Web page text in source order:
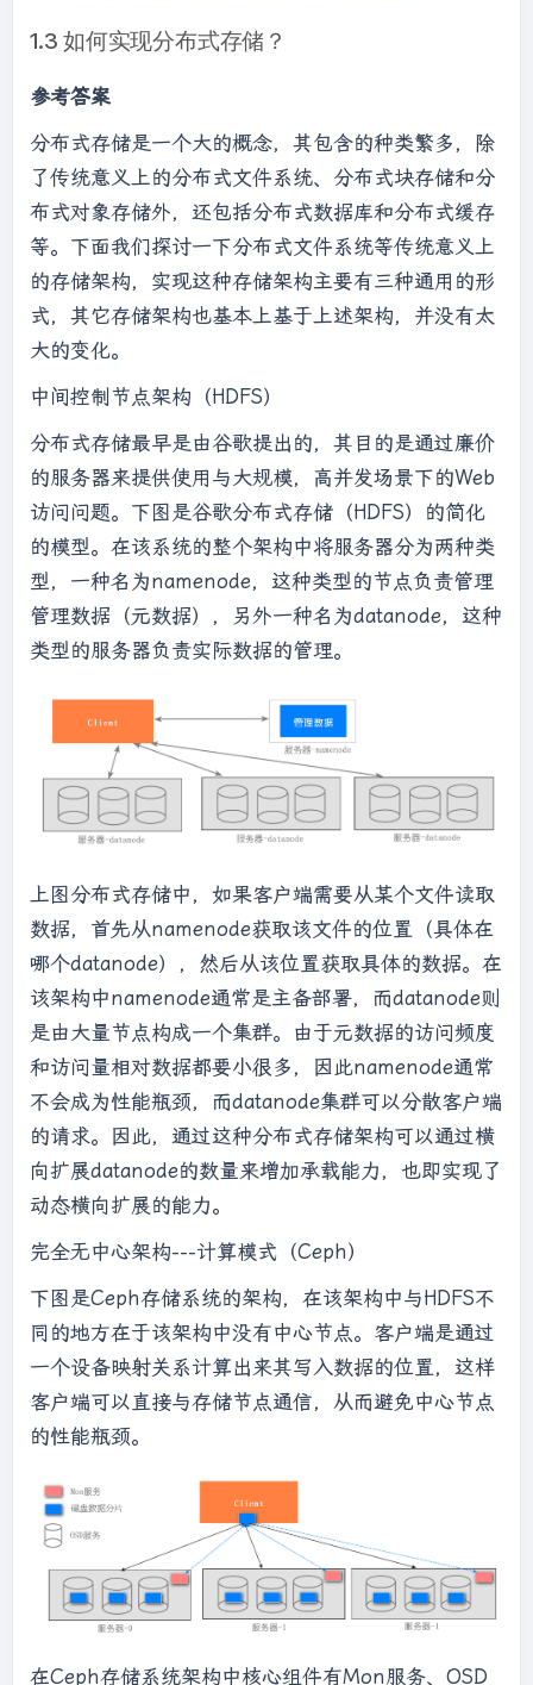
1.3 如何实现分布式存储？
参考答案
分布式存储是一个大的概念，其包含的种类繁多，除
了传统意义上的分布式文件系统、分布式块存储和分
布式对象存储外，还包括分布式数据库和分布式缓存
等。下面我们探讨一下分布式文件系统等传统意义上
的存储架构，实现这种存储架构主要有三种通用的形
式，其它存储架构也基本上基于上述架构，并没有太
大的变化。
中间控制节点架构（HDFS）
分布式存储最早是由谷歌提出的，其目的是通过廉价
的服务器来提供使用与大规模，高并发场景下的Web
访问问题。下图是谷歌分布式存储（HDFS）的简化
的模型。在该系统的整个架构中将服务器分为两种类
型，一种名为namenode，这种类型的节点负责管理
管理数据（元数据），另外一种名为datanode，这种
类型的服务器负责实际数据的管理。
上图分布式存储中，如果客户端需要从某个文件读取
数据，首先从namenode获取该文件的位置（具体在
哪个datanode），然后从该位置获取具体的数据。在
该架构中namenode通常是主备部署，而datanode则
是由大量节点构成一个集群。由于元数据的访问频度
和访问量相对数据都要小很多，因此namenode通常
不会成为性能瓶颈，而datanode集群可以分散客户端
的请求。因此，通过这种分布式存储架构可以通过横
向扩展datanode的数量来增加承载能力，也即实现了
动态横向扩展的能力。
完全无中心架构---计算模式（Ceph）
下图是Ceph存储系统的架构，在该架构中与HDFS不
同的地方在于该架构中没有中心节点。客户端是通过
一个设备映射关系计算出来其写入数据的位置，这样
客户端可以直接与存储节点通信，从而避免中心节点
的性能瓶颈。
在Ceph存储系统架构中核心组件有Mon服务、OSD